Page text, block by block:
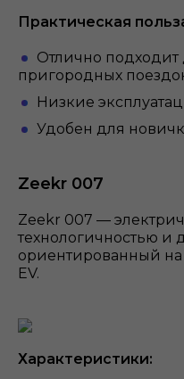
Практическая
Отлично подходит
пригородных
Низкие
Удобен для
Zeekr 007
Zeekr 007 —
технологичностью и
ориентированный
EV.
Характеристики: